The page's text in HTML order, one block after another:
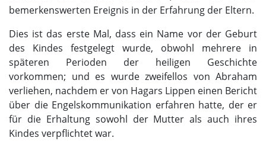
bemerkenswerten Ereignis in der Erfahrung der Eltern.
Dies ist das erste Mal, dass ein Name vor der Geburt
des Kindes festgelegt wurde, obwohl mehrere in
späteren Perioden der heiligen Geschichte
vorkommen; und es wurde zweifellos von Abraham
verliehen, nachdem er von Hagars Lippen einen Bericht
über die Engelskommunikation erfahren hatte, der er
für die Erhaltung sowohl der Mutter als auch ihres
Kindes verpflichtet war.